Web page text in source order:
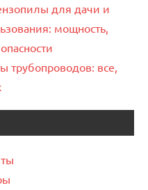
для дачи и
мощность,
трубопроводов: все,